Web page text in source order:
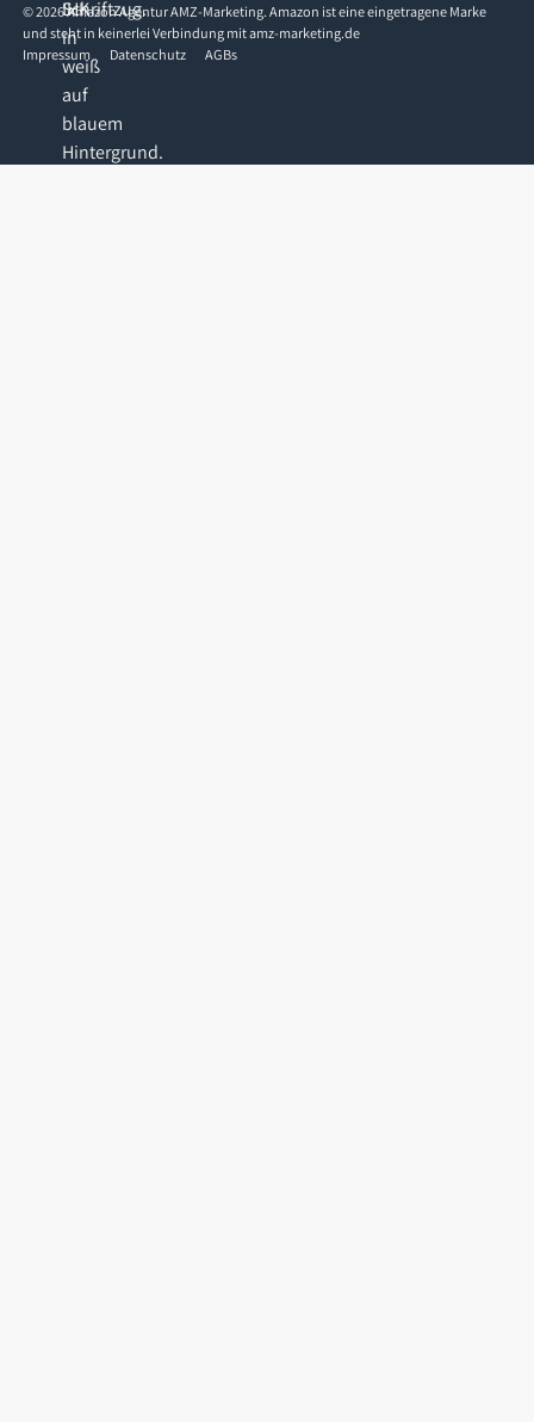
©2026Amazon Agentur AMZ-Marketing. Amazon ist eine eingetragene Marke
und steht in keinerlei Verbindung mit amz-marketing.de
Impressum
Datenschutz AGBs